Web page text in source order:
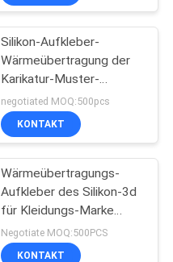
Silikon-Aufkleber-
Wärmeübertragung der
Karikatur-Muster-
bügelnde Kleidungs-3D
negotiated MOQ:500pcs
KONTAKT
Wärmeübertragungs-
Aufkleber des Silikon-3d
für Kleidungs-Marke
Pantone-Farbe
Negotiate MOQ:500PCS
KONTAKT